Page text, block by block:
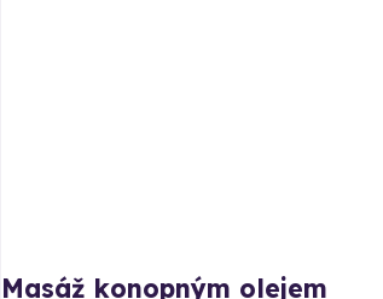
Masáž konopným olejem